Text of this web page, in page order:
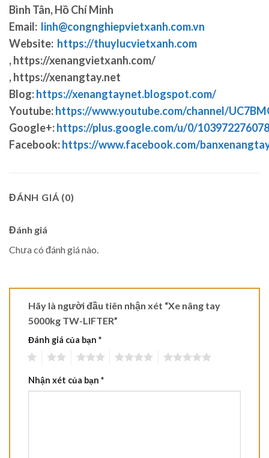
Bình Tân, Hồ Chí Minh
Email: linh@congnghiepvietxanh.com.vn
Website: https://thuylucvietxanh.com
, https://xenangvietxanh.com/
, https://xenangtay.net
Blog:https://xenangtaynet.blogspot.com/
Youtube:https://www.youtube.com/channel/
Google+:https://plus.google.com/u/0/
Facebook:https://www.facebook.com/
ĐÁNH GIÁ (0)
Đánh giá
Chưa có đánh giá nào.
Hãy là người đầu tiên nhận xét “Xe nâng tay
5000kg TW-LIFTER”
Đánh giá của bạn *
Nhận xét của bạn *